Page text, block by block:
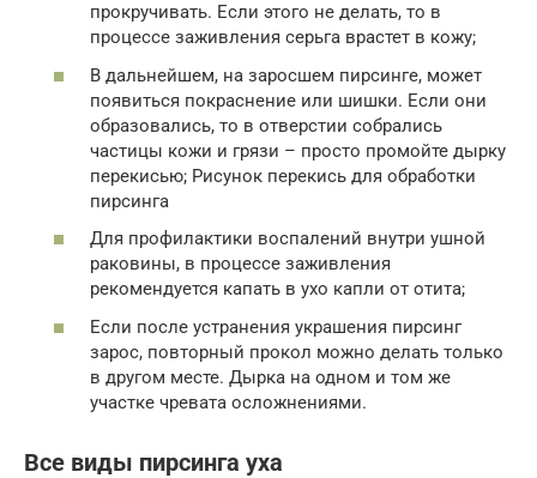
прокручивать. Если этого не делать, то в
процессе заживления серьга врастет в кожу;
В дальнейшем, на заросшем пирсинге, может
появиться покраснение или шишки. Если они
образовались, то в отверстии собрались
частицы кожи и грязи – просто промойте дырку
перекисью; Рисунок перекись для обработки
пирсинга
Для профилактики воспалений внутри ушной
раковины, в процессе заживления
рекомендуется капать в ухо капли от отита;
Если после устранения украшения пирсинг
зарос, повторный прокол можно делать только
в другом месте. Дырка на одном и том же
участке чревата осложнениями.
Все виды пирсинга уха